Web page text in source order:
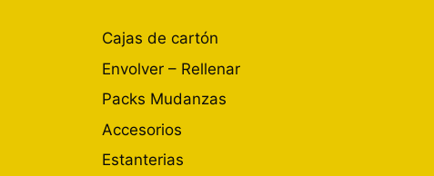
Cajas de cartón
Envolver – Rellenar
Packs Mudanzas
Accesorios
Estanterias